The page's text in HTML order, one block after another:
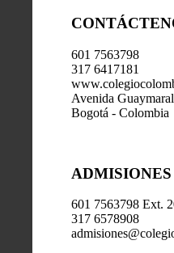
601 7563798
317 6417181
Avenida
Bogotá - Colombia
ADMISIONES
601 7563798 Ext.
317 6578908